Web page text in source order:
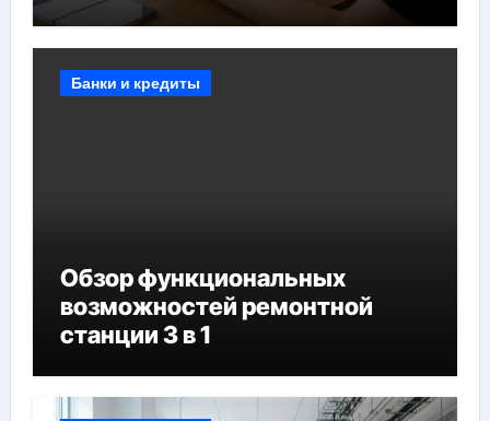
Банки и кредиты
Обзор функциональных
возможностей ремонтной
станции 3 в 1